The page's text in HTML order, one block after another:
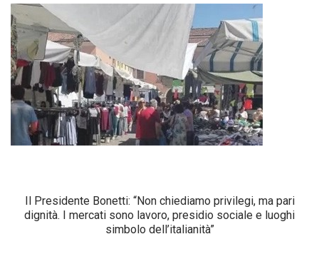
Il Presidente Bonetti: “Non chiediamo privilegi, ma pari
dignità. I mercati sono lavoro, presidio sociale e luoghi
simbolo dell’italianità”